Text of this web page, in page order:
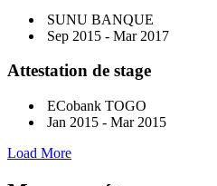
SUNU BANQUE
Sep 2015 - Mar 2017
Attestation de stage
ECobank TOGO
Jan 2015 - Mar 2015
Load More